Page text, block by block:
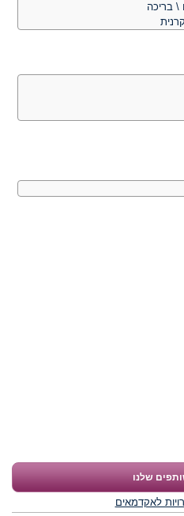
\ בריכה
שלנו
לאקדמאים